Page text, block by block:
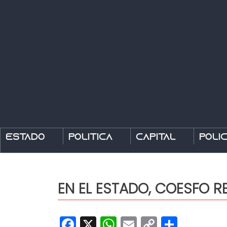
Estado Política Capital
EN EL ESTADO, COESFO